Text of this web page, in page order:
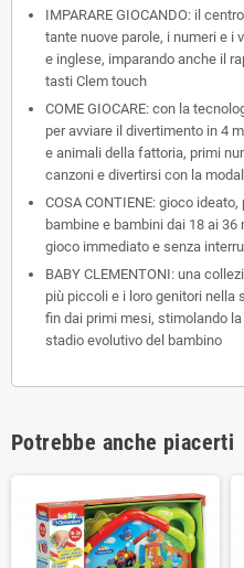
IMPARARE GIOCANDO: il
tante nuove parole, i numeri e i
e inglese, imparando anche il
tasti Clem touch
COME GIOCARE: con la
per avviare il divertimento in 4
e animali della fattoria, primi
canzoni e divertirsi con la
COSA CONTIENE: gioco
bambine e bambini dai 18 ai
gioco immediato e senza
BABY CLEMENTONI: una
più piccoli e i loro genitori nella
fin dai primi mesi, stimolando
stadio evolutivo del bambino
Potrebbe anche piacerti